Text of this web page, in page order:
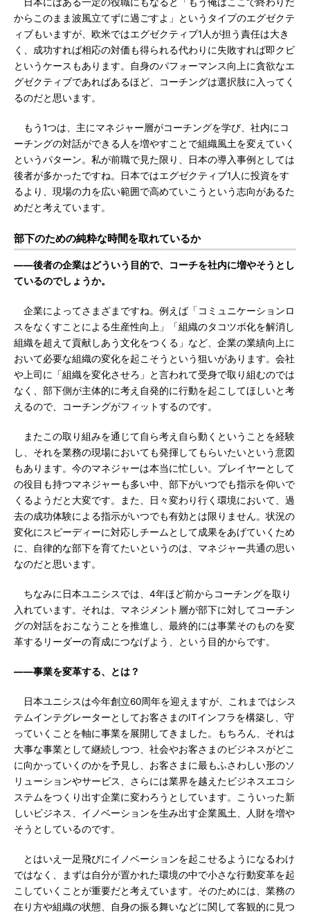
からこのまま波風立てずに過ごすよ」というタイプのエグゼクテ
ィブもいますが、欧米ではエグゼクティブ1人が担う責任は大き
く、成功すれば相応の対価も得られる代わりに失敗すれば即クビ
というケースもあります。自身のパフォーマンス向上に貪欲なエ
グゼクティブであればあるほど、コーチングは選択肢に入ってく
るのだと思います。
もう1つは、主にマネジャー層がコーチングを学び、社内にコ
ーチングの対話ができる人を増やすことで組織風土を変えていく
というパターン。私が前職で見た限り、日本の導入事例としては
後者が多かったですね。日本ではエグゼクティブ1人に投資をす
るより、現場の力を広い範囲で高めていこうという志向があるた
めだと考えています。
部下のための純粋な時間を取れているか
――後者の企業はどういう目的で、コーチを社内に増やそうとし
ているのでしょうか。
企業によってさまざまですね。例えば「コミュニケーションロ
スをなくすことによる生産性向上」「組織のタコツボ化を解消し
組織を超えて貢献しあう文化をつくる」など、企業の業績向上に
おいて必要な組織の変化を起こそうという狙いがあります。会社
や上司に「組織を変化させろ」と言われて受身で取り組むのでは
なく、部下側が主体的に考え自発的に行動を起こしてほしいと考
えるので、コーチングがフィットするのです。
またこの取り組みを通じて自ら考え自ら動くということを経験
し、それを業務の現場においても発揮してもらいたいという意図
もあります。今のマネジャーは本当に忙しい。プレイヤーとして
の役目も持つマネジャーも多い中、部下がいつでも指示を仰いで
くるようだと大変です。また、日々変わり行く環境において、過
去の成功体験による指示がいつでも有効とは限りません。状況の
変化にスピーディーに対応しチームとして成果をあげていくため
に、自律的な部下を育てたいというのは、マネジャー共通の思い
なのだと思います。
ちなみに日本ユニシスでは、4年ほど前からコーチングを取り
入れています。それは、マネジメント層が部下に対してコーチン
グの対話をおこなうことを推進し、最終的には事業そのものを変
革するリーダーの育成につなげよう、という目的からです。
――事業を変革する、とは？
日本ユニシスは今年創立60周年を迎えますが、これまではシス
テムインテグレーターとしてお客さまのITインフラを構築し、守
っていくことを軸に事業を展開してきました。もちろん、それは
大事な事業として継続しつつ、社会やお客さまのビジネスがどこ
に向かっていくのかを予見し、お客さまに最もふさわしい形のソ
リューションやサービス、さらには業界を越えたビジネスエコシ
ステムをつくり出す企業に変わろうとしています。こういった新
しいビジネス、イノベーションを生み出す企業風土、人財を増や
そうとしているのです。
とはいえ一足飛びにイノベーションを起こせるようになるわけ
ではなく、まずは自分が置かれた環境の中で小さな行動変革を起
こしていくことが重要だと考えています。そのためには、業務の
在り方や組織の状態、自身の振る舞いなどに関して客観的に見つ